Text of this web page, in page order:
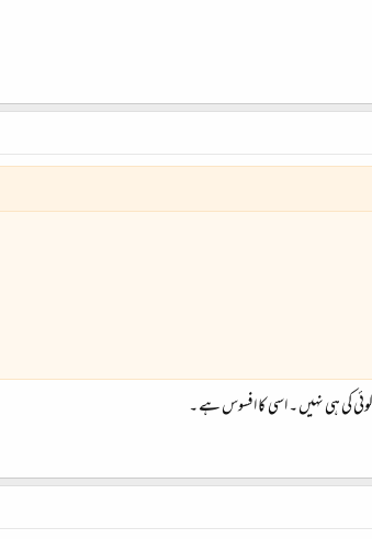
کی ہی نہیں ۔ اسی کا افسوس ہے ۔